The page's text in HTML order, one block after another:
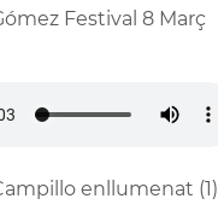
Festival 8 Març
enllumenat (1)